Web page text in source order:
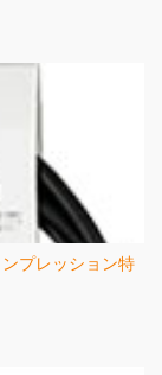
プレッション特